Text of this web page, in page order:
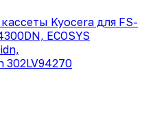
Kyocera для FS-
ECOSYS
302LV94270